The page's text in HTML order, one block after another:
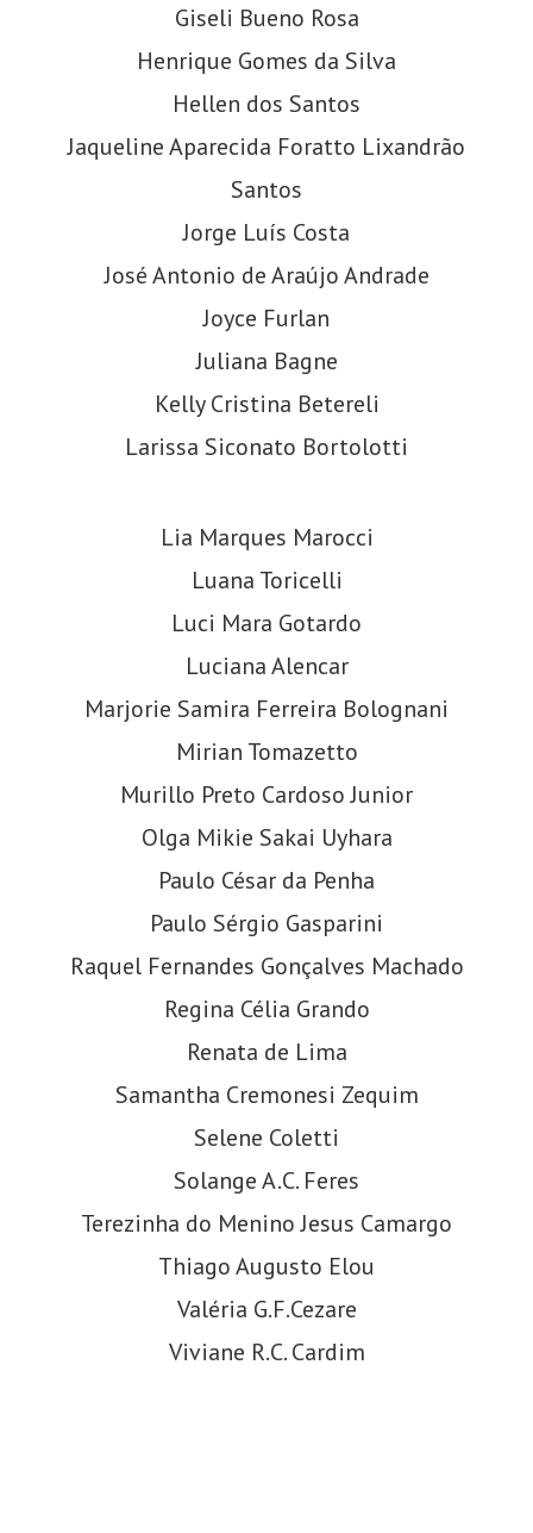
Giseli Bueno Rosa
Henrique Gomes da Silva
Hellen dos Santos
Jaqueline Aparecida Foratto Lixandrão
Santos
Jorge Luís Costa
José Antonio de Araújo Andrade
Joyce Furlan
Juliana Bagne
Kelly Cristina Betereli
Larissa Siconato Bortolotti
Lia Marques Marocci
Luana Toricelli
Luci Mara Gotardo
Luciana Alencar
Marjorie Samira Ferreira Bolognani
Mirian Tomazetto
Murillo Preto Cardoso Junior
Olga Mikie Sakai Uyhara
Paulo César da Penha
Paulo Sérgio Gasparini
Raquel Fernandes Gonçalves Machado
Regina Célia Grando
Renata de Lima
Samantha Cremonesi Zequim
Selene Coletti
Solange A.C. Feres
Terezinha do Menino Jesus Camargo
Thiago Augusto Elou
Valéria G.F.Cezare
Viviane R.C. Cardim